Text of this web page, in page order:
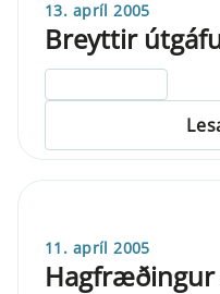
13. apríl 2005
Breyttir
11. apríl 2005